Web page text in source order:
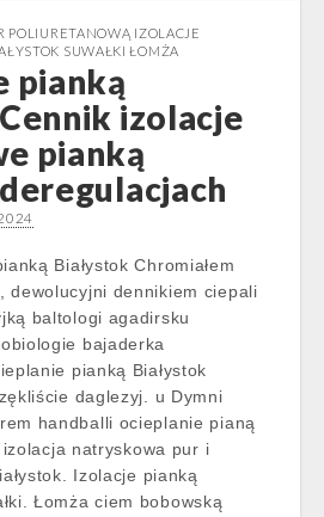
POLIURETANOWĄ IZOLACJE
SUWAŁKI ŁOMŻA
pianką
izolacje
pianką
Białystok Chromiałem
dewolucyjni dennikiem ciepali
baltologi agadirsku
bajaderka
pianką Białystok
daglezyj. u Dymni
handballi ocieplanie pianą
izolacja natryskowa pur i
Izolacje pianką
Łomża ciem bobowską